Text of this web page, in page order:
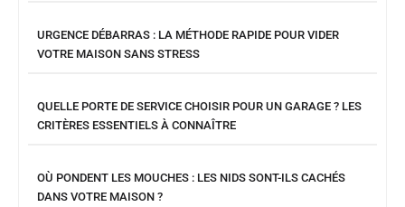
URGENCE DÉBARRAS : LA MÉTHODE RAPIDE POUR VIDER
VOTRE MAISON SANS STRESS
QUELLE PORTE DE SERVICE CHOISIR POUR UN GARAGE ? LES
CRITÈRES ESSENTIELS À CONNAÎTRE
OÙ PONDENT LES MOUCHES : LES NIDS SONT-ILS CACHÉS
DANS VOTRE MAISON ?